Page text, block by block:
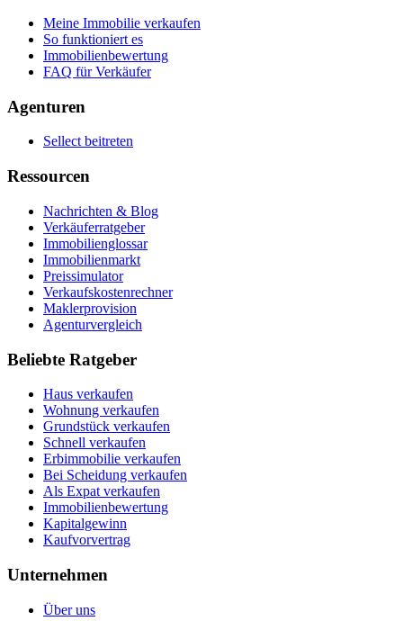
Meine Immobilie verkaufen
So funktioniert es
Immobilienbewertung
FAQ für Verkäufer
Agenturen
Sellect beitreten
Ressourcen
Nachrichten & Blog
Verkäuferratgeber
Immobilienglossar
Immobilienmarkt
Preissimulator
Verkaufskostenrechner
Maklerprovision
Agenturvergleich
Beliebte Ratgeber
Haus verkaufen
Wohnung verkaufen
Grundstück verkaufen
Schnell verkaufen
Erbimmobilie verkaufen
Bei Scheidung verkaufen
Als Expat verkaufen
Immobilienbewertung
Kapitalgewinn
Kaufvorvertrag
Unternehmen
Über uns